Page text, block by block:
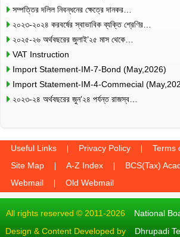
সম্পত্তির দলিল নিবন্ধনের ক্ষেত্রে দানকর…
২০২৩-২০২৪ করবর্ষের স্বাভাবিক ব্যক্তি শ্রেণির…
২০২৫-২৬ অর্থবছরের জুলাই’২৫ মাস থেকে…
VAT Instruction
Import Statement-IM-7-Bond (May,2026)
Import Statement-IM-4-Commecial
২০২৩-২৪ অর্থবছরের জুন’২৪ পর্যন্ত রাজস্ব…
Useful Links Privacy Policy
Terms
Site Map
A-Z Index BCS(Tax)
Webmail
Old Webmail
All rights reserved © 2011-2026 National
Design & Content Developed by Dhrupadi